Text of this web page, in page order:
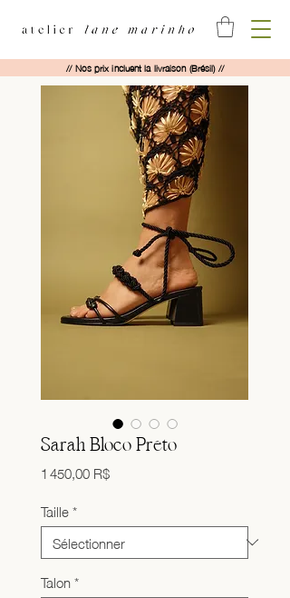
// Nos prix incluent la livraison (Brésil) //
Sarah Bloco Preto
1 450,00 R$Prix
Taille*
Talon*